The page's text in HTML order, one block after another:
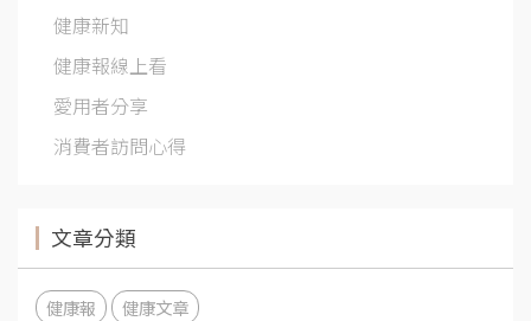
健康新知
健康報線上看
愛用者分享
消費者訪問心得
文章分類
健康報 健康文章